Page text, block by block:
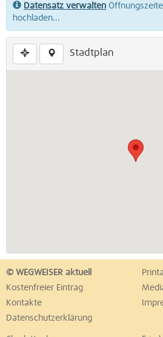
Datensatz verwalten
hochladen...
Stadtplan
© WEGWEISER aktuell
Kostenfreier Eintrag
Kontakte
Datenschutzerklärung